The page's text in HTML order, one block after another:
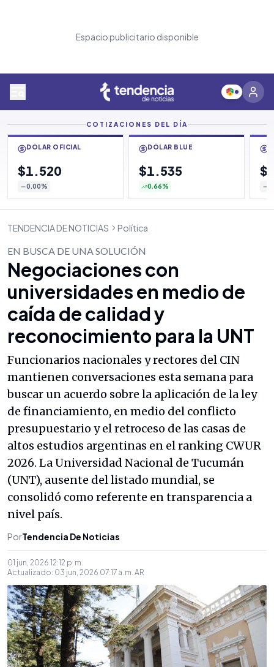
Espacio publicitario disponible
COTIZACIONES DEL DÍA
DÓLAR OFICIAL
$1.520
0.00%
DÓLAR BLUE
$1.535
0.66%
TENDENCIA DE NOTICIAS Política
EN BUSCA DE UNA SOLUCIÓN
Negociaciones con
universidades en medio de
caída de calidad y
reconocimiento para la UNT
Funcionarios nacionales y rectores del CIN
mantienen conversaciones esta semana para
buscar un acuerdo sobre la aplicación de la ley
de financiamiento, en medio del conflicto
presupuestario y el retroceso de las casas de
altos estudios argentinas en el ranking CWUR
2026. La Universidad Nacional de Tucumán
(UNT), ausente del listado mundial, se
consolidó como referente en transparencia a
nivel país.
PorTendencia De Noticias
01 jun, 2026 12:12 p. m.
Actualizado: 03 jun, 2026 07:17 a. m. AR